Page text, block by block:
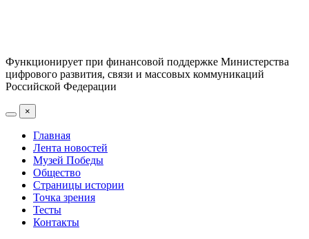
Функционирует при финансовой поддержке Министерства
цифрового развития, связи и массовых коммуникаций
Российской Федерации
×
Главная
Лента новостей
Музей Победы
Общество
Страницы истории
Точка зрения
Тесты
Контакты